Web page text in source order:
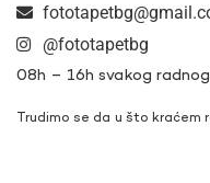
@fototapetbg
08h – 16h svakog
Trudimo se da u što kraćem